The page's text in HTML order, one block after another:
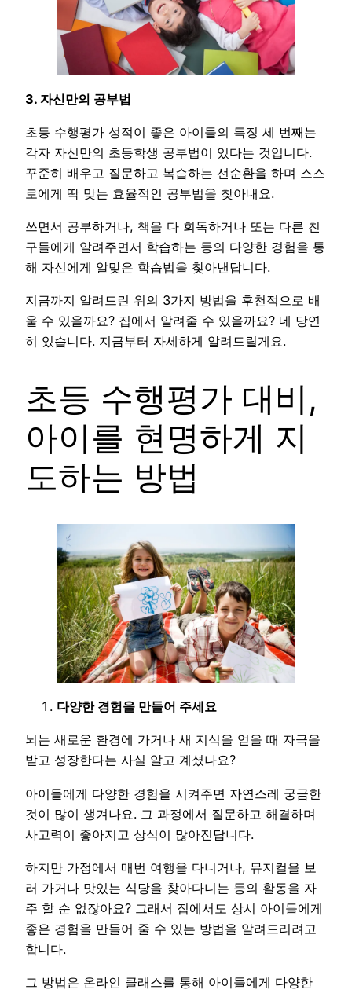
3. 자신만의 공부법
초등 수행평가 성적이 좋은 아이들의 특징 세 번째는
각자 자신만의 초등학생 공부법이 있다는 것입니다.
꾸준히 배우고 질문하고 복습하는 선순환을 하며 스스
로에게 딱 맞는 효율적인 공부법을 찾아내요.
쓰면서 공부하거나, 책을 다 회독하거나 또는 다른 친
구들에게 알려주면서 학습하는 등의 다양한 경험을 통
해 자신에게 알맞은 학습법을 찾아낸답니다.
지금까지 알려드린 위의 3가지 방법을 후천적으로 배
울 수 있을까요? 집에서 알려줄 수 있을까요? 네 당연
히 있습니다. 지금부터 자세하게 알려드릴게요.
초등 수행평가 대비,
아이를 현명하게 지
도하는 방법
다양한 경험을 만들어 주세요
뇌는 새로운 환경에 가거나 새 지식을 얻을 때 자극을
받고 성장한다는 사실 알고 계셨나요?
아이들에게 다양한 경험을 시켜주면 자연스레 궁금한
것이 많이 생겨나요. 그 과정에서 질문하고 해결하며
사고력이 좋아지고 상식이 많아진답니다.
하지만 가정에서 매번 여행을 다니거나, 뮤지컬을 보
러 가거나 맛있는 식당을 찾아다니는 등의 활동을 자
주 할 순 없잖아요? 그래서 집에서도 상시 아이들에게
좋은 경험을 만들어 줄 수 있는 방법을 알려드리려고
합니다.
그 방법은 온라인 클래스를 통해 아이들에게 다양한